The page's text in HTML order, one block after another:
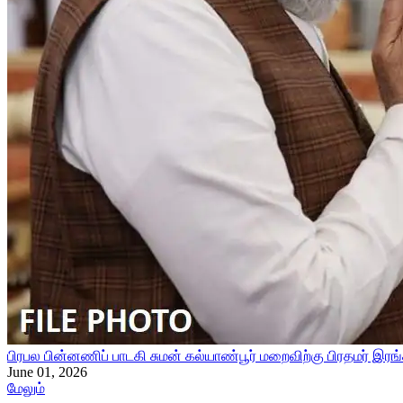
பிரபல பின்னணிப் பாடகி சுமன் கல்யாண்பூர் மறைவிற்கு பிரதமர்
June 01, 2026
மேலும்